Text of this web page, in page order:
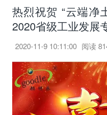
热烈祝贺 “云端净
2020省级工业发展
2020-11-9 10:11:00 阅读